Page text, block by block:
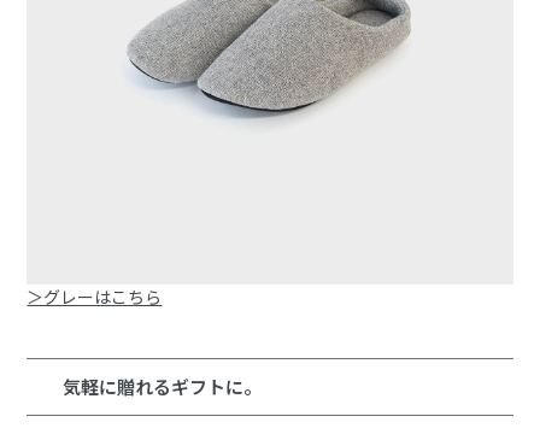
＞グレーはこちら
気軽に贈れるギフトに。